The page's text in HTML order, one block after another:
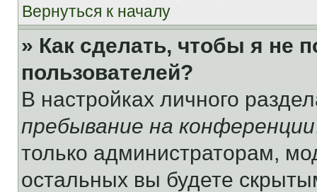
Вернуться к началу
» Как сделать, чтобы я не
пользователей?
В настройках личного
пребывание на конференции
только администраторам,
остальных вы будете